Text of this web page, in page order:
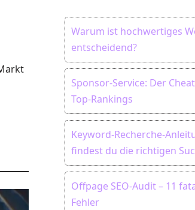
Warum ist hochwertiges
entscheidend?
Sponsor-Service: Der
Top-Rankings
Keyword-Recherche-
findest du die richtigen
Offpage SEO-Audit – 11
Fehler